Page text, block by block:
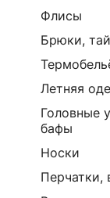
Флисы
Брюки,
Летняя
Головные
бафы
Носки
Перчатки,